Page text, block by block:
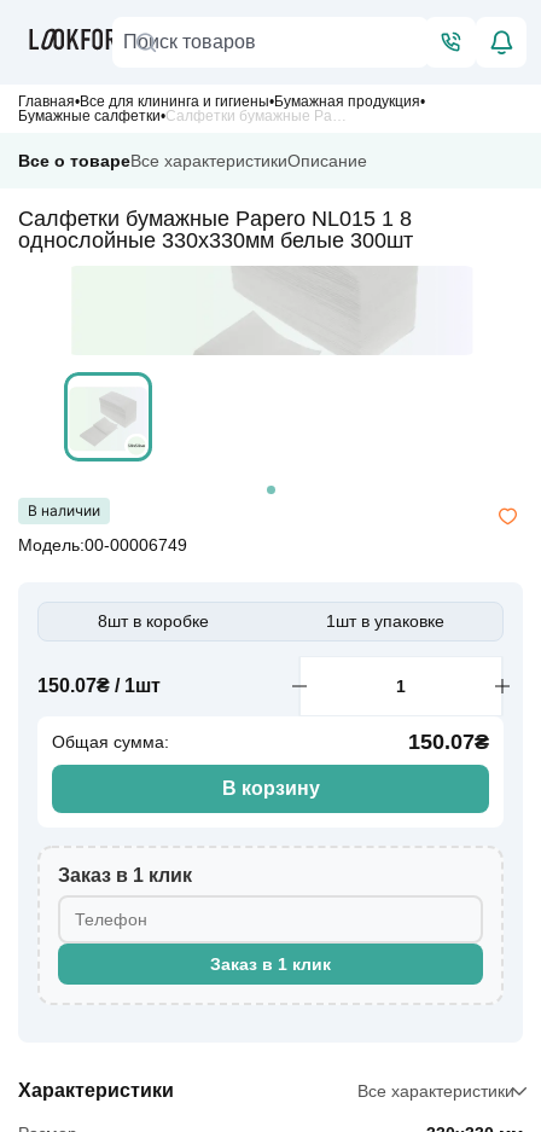
Главная Все для клининга и гигиены Бумажная продукция
Бумажные салфетки
Салфетки бумажные Papero NL015 1 8 однослойные 330х330мм белые 300шт
Все о товареВсе характеристикиОписание
Салфетки бумажные Papero NL015 1 8
однослойные 330х330мм белые 300шт
В наличии
Модель:00-00006749
8шт в коробке 1шт в упаковке
150.07₴ / 1шт
Общая сумма: 150.07₴
В корзину
Заказ в 1 клик
Заказ в 1 клик
Характеристики Все характеристики